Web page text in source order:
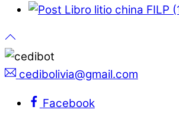
cedibolivia@gmail.com
Facebook